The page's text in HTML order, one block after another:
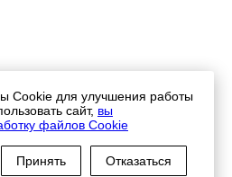
Cookie для улучшения работы
сайт, вы
файлов Cookie
Принять Отказаться